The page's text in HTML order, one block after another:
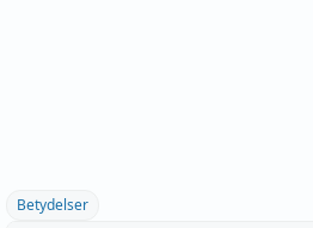
Betydelser